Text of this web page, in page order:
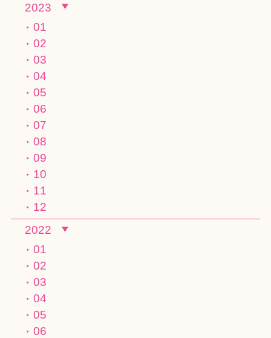
2023
01
02
03
04
05
06
07
08
09
10
11
12
2022
01
02
03
04
05
06